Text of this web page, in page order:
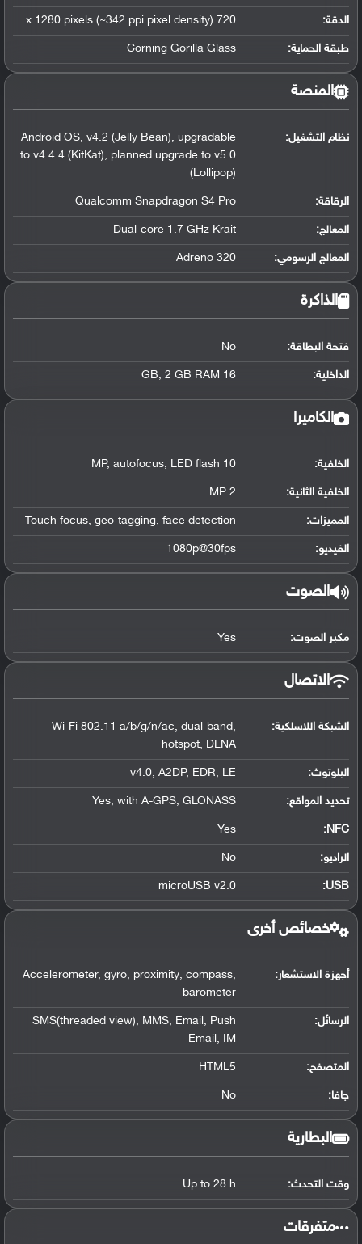
الدقة: 720 x 1280 pixels (~342 ppi pixel density)
طبقة الحماية: Corning Gorilla Glass
المنصة
نظام التشغيل:
Android OS, v4.2 (Jelly Bean), upgradable
to v4.4.4 (KitKat), planned upgrade to v5.0
(Lollipop)
الرقاقة:
Qualcomm Snapdragon S4 Pro
المعالج:
Dual-core 1.7 GHz Krait
المعالج الرسومي:
Adreno 320
الذاكرة
فتحة البطاقة: No
الداخلية: 16 GB, 2 GB RAM
الكاميرا
الخلفية: 10 MP, autofocus, LED flash
الخلفية الثانية: 2 MP
المميزات: Touch focus, geo-tagging, face detection
الفيديو: 1080p@30fps
الصوت
مكبر الصوت: Yes
الاتصال
الشبكة اللاسلكية:
Wi-Fi 802.11 a/b/g/n/ac, dual-band,
hotspot, DLNA
البلوتوث:
v4.0, A2DP, EDR, LE
تحديد المواقع:
Yes, with A-GPS, GLONASS
NFC
:
Yes
الراديو: No
USB
:
microUSB v2.0
خصائص أخرى
أجهزة الاستشعار:
Accelerometer, gyro, proximity, compass,
barometer
الرسائل:
SMS(threaded view), MMS, Email, Push
Email, IM
المتصفح: HTML5
جافا: No
البطارية
وقت التحدث: Up to 28 h
‏متفرقات‏